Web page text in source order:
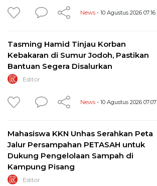
News - 10 Agustus 2026 07:16
Tasming Hamid Tinjau Korban
Kebakaran di Sumur Jodoh, Pastikan
Bantuan Segera Disalurkan
Editor
News - 10 Agustus 2026 07:07
Mahasiswa KKN Unhas Serahkan Peta
Jalur Persampahan PETASAH untuk
Dukung Pengelolaan Sampah di
Kampung Pisang
Editor